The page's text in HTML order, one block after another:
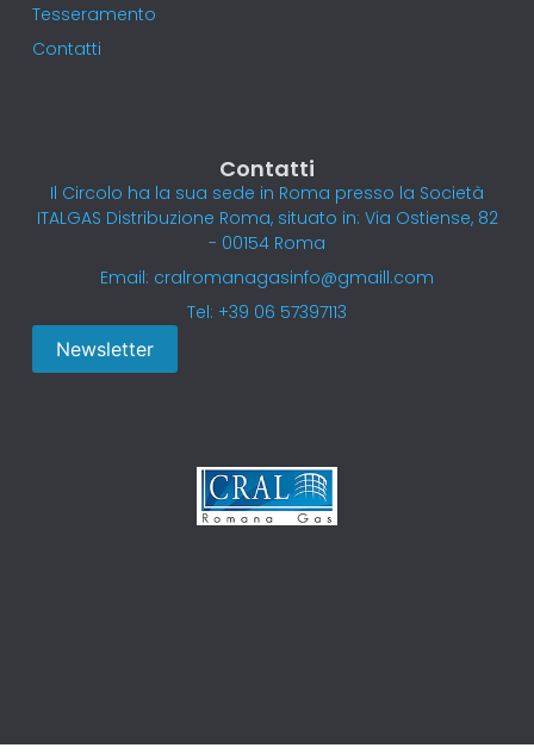
Tesseramento
Contatti
Contatti
Il Circolo ha la sua sede in Roma presso la Società
ITALGAS Distribuzione Roma, situato in: Via Ostiense, 82
- 00154 Roma
Email: cralromanagasinfo@gmaill.com
Tel: +39 06 57397113
Newsletter